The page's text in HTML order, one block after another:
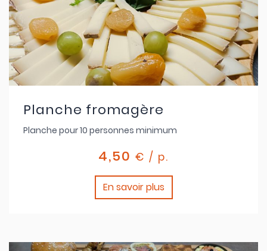
Planche fromagère
Planche pour 10 personnes minimum
4,50 € / p.
En savoir plus